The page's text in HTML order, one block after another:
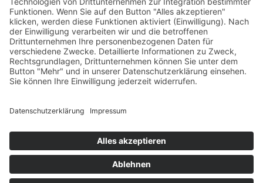
Veranstaltungen
Shop
Über Mich
Impressum
© 2026 Bamberg lieben